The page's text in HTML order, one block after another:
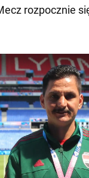
rozpocznie